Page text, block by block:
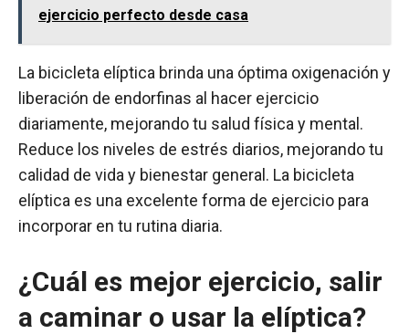
ejercicio perfecto desde casa
La bicicleta elíptica brinda una óptima oxigenación y
liberación de endorfinas al hacer ejercicio
diariamente, mejorando tu salud física y mental.
Reduce los niveles de estrés diarios, mejorando tu
calidad de vida y bienestar general. La bicicleta
elíptica es una excelente forma de ejercicio para
incorporar en tu rutina diaria.
¿Cuál es mejor ejercicio, salir
a caminar o usar la elíptica?